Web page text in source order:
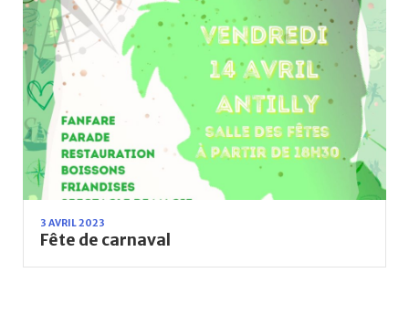
3 AVRIL 2023
Fête de carnaval